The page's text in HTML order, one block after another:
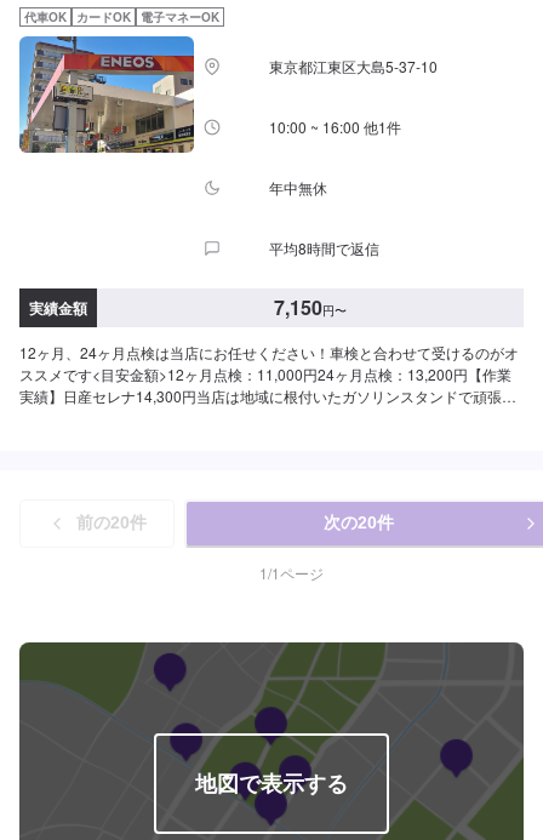
代車OK カードOK 電子マネーOK
東京都江東区大島5-37-10
10:00 ~ 16:00 他1件
年中無休
平均8時間で返信
実績金額 7,150円〜
12ヶ月、24ヶ月点検は当店にお任せください！車検と合わせて受けるのがオ
ススメです<目安金額>12ヶ月点検：11,000円24ヶ月点検：13,200円【作業
実績】日産セレナ14,300円当店は地域に根付いたガソリンスタンドで頑張っ
前の20件 次の20件
1/1ページ
地図で表示する